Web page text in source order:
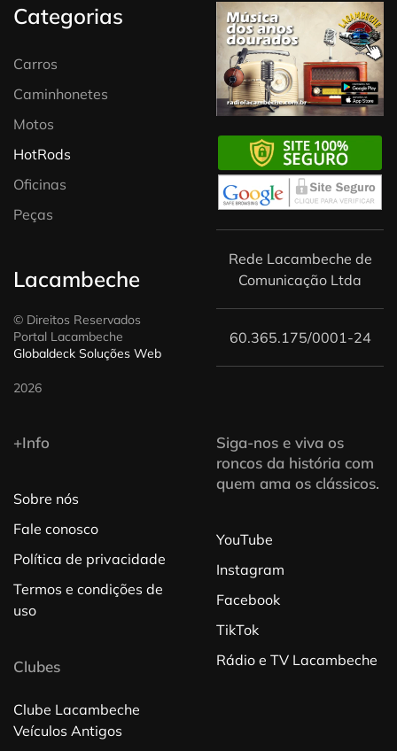
Categorias
Carros
Caminhonetes
Motos
HotRods
Oficinas
Peças
Lacambeche
© Direitos Reservados
Portal Lacambeche
Globaldeck Soluções Web
2026
Rede Lacambeche de
Comunicação Ltda
60.365.175/0001-24
+Info
Sobre nós
Fale conosco
Política de privacidade
Termos e condições de
uso
Clubes
Clube Lacambeche
Veículos Antigos
Siga-nos e viva os
roncos da história com
quem ama os clássicos.
YouTube
Instagram
Facebook
TikTok
Rádio e TV Lacambeche